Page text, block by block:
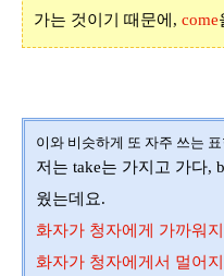
가는 것이기 때문에 , come
이와 비슷하게 또 자주 쓰는 표
저는 take는 가지고 가다,
웠는데요.
화자가 청자에게 가까워
화자가 청자에게서 멀어